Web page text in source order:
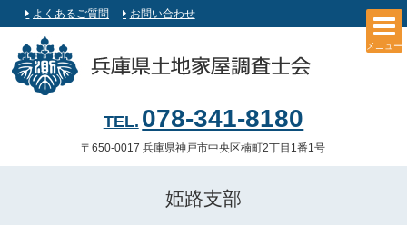
メニュー
よくあるご質問 お問い合わせ
078-341-8180
〒650-0017 兵庫県神戸市中央区楠町2丁目1番1号
姫路支部